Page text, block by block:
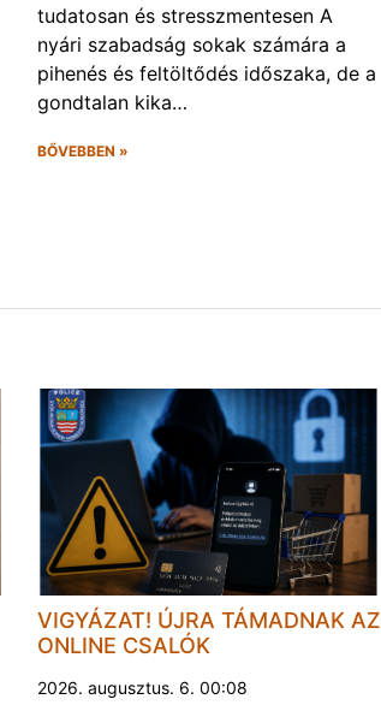
tudatosan és stresszmentesen A
nyári szabadság sokak számára a
pihenés és feltöltődés időszaka, de a
gondtalan kika…
BŐVEBBEN »
VIGYÁZAT! ÚJRA TÁMADNAK AZ
ONLINE CSALÓK
2026. augusztus. 6. 00:08